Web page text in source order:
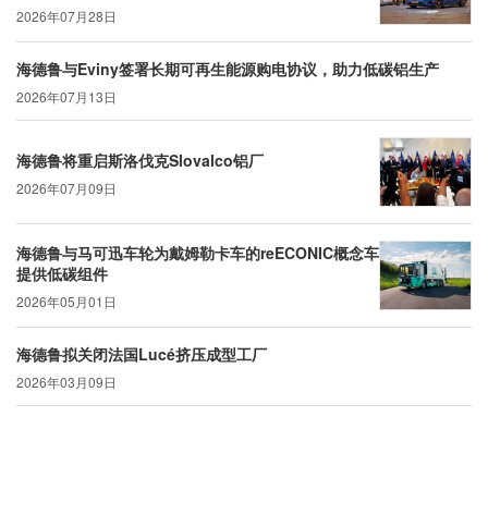
2026年07月28日
海德鲁与Eviny签署长期可再生能源购电协议，助力低碳铝生产
2026年07月13日
海德鲁将重启斯洛伐克Slovalco铝厂
2026年07月09日
海德鲁与马可迅车轮为戴姆勒卡车的reECONIC概念车
提供低碳组件
2026年05月01日
海德鲁拟关闭法国Lucé挤压成型工厂
2026年03月09日